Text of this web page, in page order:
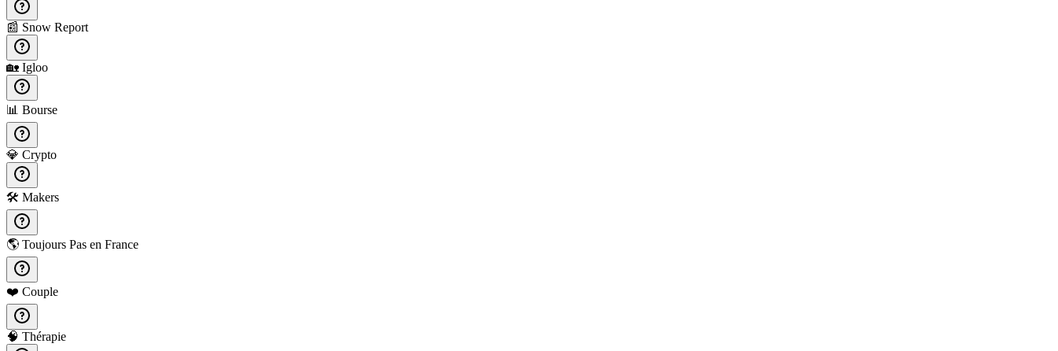
📰 Snow Report
🏡 Igloo
📊 Bourse
💎 Crypto
🛠️ Makers
🌎 Toujours Pas en France
❤️ Couple
🧠 Thérapie